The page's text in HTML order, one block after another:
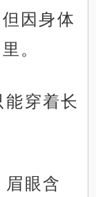
因身体
。
穿着长
眉眼含